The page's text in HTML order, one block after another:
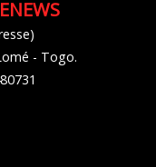
- Togo.